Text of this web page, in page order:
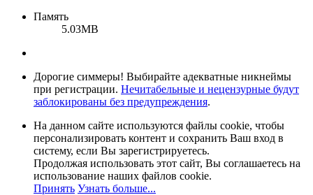
Память
5.03MB
Дорогие симмеры! Выбирайте адекватные никнеймы
при регистрации. Нечитабельные и нецензурные будут
заблокированы без предупреждения.
На данном сайте используются файлы cookie, чтобы
персонализировать контент и сохранить Ваш вход в
систему, если Вы зарегистрируетесь.
Продолжая использовать этот сайт, Вы соглашаетесь на
использование наших файлов cookie.
Принять Узнать больше...